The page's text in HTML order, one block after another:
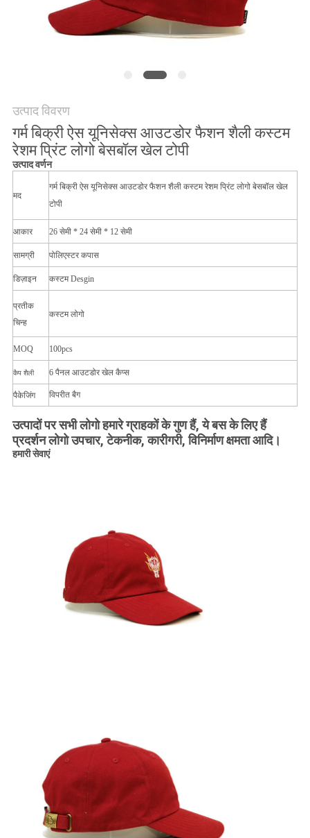
उत्पाद विवरण
गर्म बिक्री ऐस यूनिसेक्स आउटडोर फैशन शैली कस्टम
रेशम प्रिंट लोगो बेसबॉल खेल टोपी
उत्पाद वर्णन
मद
गर्म बिक्री ऐस यूनिसेक्स आउटडोर फैशन शैली कस्टम रेशम प्रिंट लोगो बेसबॉल खेल
टोपी
आकार 26 सेमी * 24 सेमी * 12 सेमी
सामग्री पोलिएस्टर कपास
डिज़ाइन कस्टम Desgin
प्रतीक
चिन्ह
कस्टम लोगो
MOQ 100pcs
कैप शैली 6 पैनल आउटडोर खेल कैप्स
पैकेजिंग विपरीत बैग
उत्पादों पर सभी लोगो हमारे ग्राहकों के गुण हैं, ये बस के लिए हैं
प्रदर्शन लोगो उपचार, टेकनीक, कारीगरी, विनिर्माण क्षमता आदि।
हमारी सेवाएं